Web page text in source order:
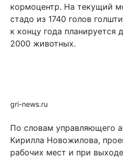
кормоцентр. На текущий
стадо из 1740 голов
к концу года планируется
2000 животных.
gri-news.ru
По словам управляющего
Кирилла Новожилова,
рабочих мест и при